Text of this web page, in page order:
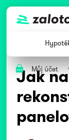
Můj účet
Jak